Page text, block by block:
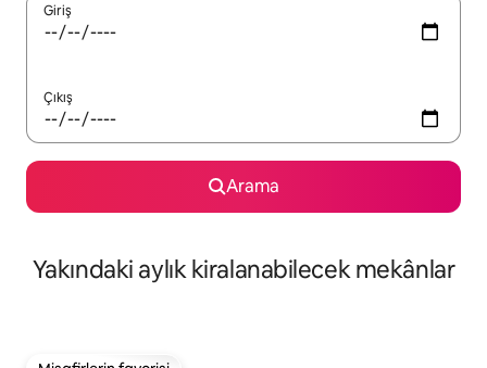
Giriş
Çıkış
Arama
Yakındaki aylık kiralanabilecek mekânlar